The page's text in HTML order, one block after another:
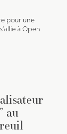
pour une
à Open
au